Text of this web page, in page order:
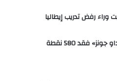
وراء رفض تدريب إيطاليا
فقد 580 نقطة